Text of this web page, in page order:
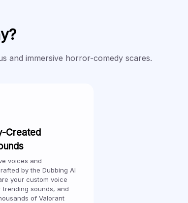
and immersive horror-comedy scares.
Created
voices and
by the Dubbing Al
your custom voice
trending sounds, and
of Valorant